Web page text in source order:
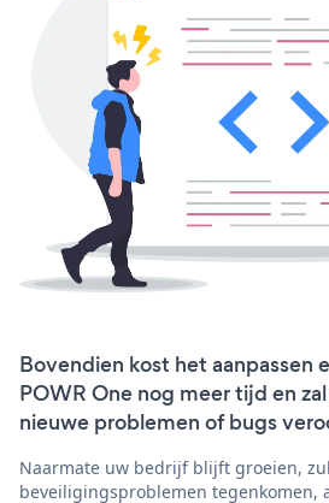
Bovendien kost het aanpassen
POWR One nog meer tijd en
nieuwe problemen of bugs
Naarmate uw bedrijf blijft groeien,
beveiligingsproblemen tegenkomen,